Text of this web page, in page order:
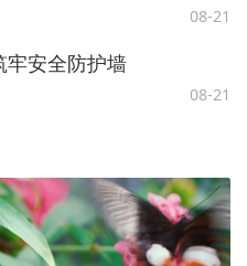
08-21
牢安全防护墙
08-21